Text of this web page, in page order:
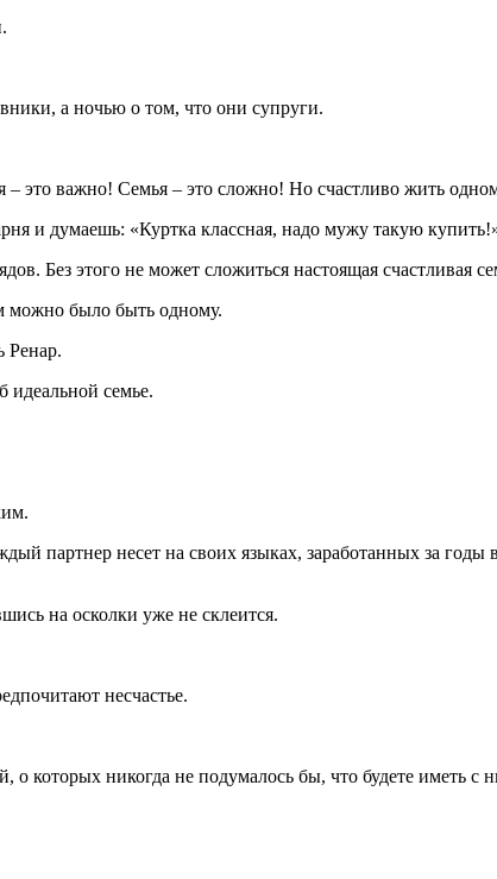
а ночью о том, что они супруги.
– это важно! Семья – это сложно! Но счастливо жить
и думаешь: «Куртка классная, надо мужу такую
Без этого не может сложиться настоящая счастливая
можно было быть одному.
Ренар.
идеальной семье.
партнер несет на своих языках, заработанных за
на осколки уже не склеится.
несчастье.
которых никогда не подумалось бы, что будете иметь с